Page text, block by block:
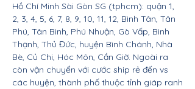
Hồ Chí Minh Sài Gòn SG (tphcm): quận 1,
2, 3, 4, 5, 6, 7, 8, 9, 10, 11, 12, Bình Tân, Tân
Phú, Tân Bình, Phú Nhuận, Gò Vấp, Bình
Thạnh, Thủ Đức, huyện Bình Chánh, Nhà
Bè, Củ Chi, Hóc Môn, Cần Giờ. Ngoài ra
còn vận chuyển với cước ship rẻ đến vs
các huyện, thành phố thuộc tỉnh giáp ranh